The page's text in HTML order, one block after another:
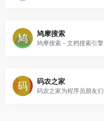
鸠摩搜索
鸠摩搜索 - 文档搜索引擎
码农之家